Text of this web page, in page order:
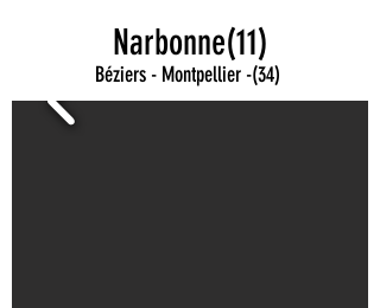
Narbonne(11)
Béziers - Montpellier -(34)